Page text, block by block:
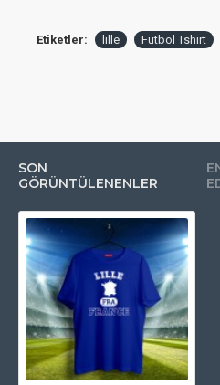
Etiketler: lille Futbol Tshirt
SON
GÖRÜNTÜLENENLER